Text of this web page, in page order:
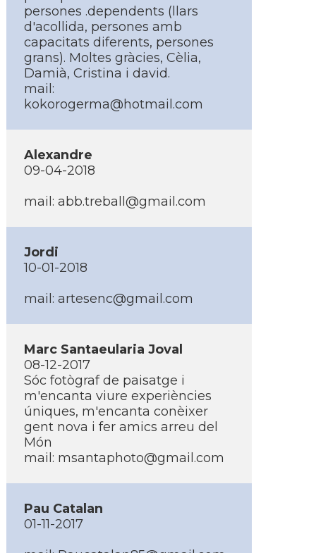
persones .dependents (llars
d'acollida, persones amb
capacitats diferents, persones
grans). Moltes gràcies, Cèlia,
Damià, Cristina i david.
mail:
kokorogerma@hotmail.com
Alexandre
09-04-2018
mail: abb.treball@gmail.com
Jordi
10-01-2018
mail: artesenc@gmail.com
Marc Santaeularia Joval
08-12-2017
Sóc fotògraf de paisatge i
m'encanta viure experiències
úniques, m'encanta conèixer
gent nova i fer amics arreu del
Món
mail: msantaphoto@gmail.com
Pau Catalan
01-11-2017